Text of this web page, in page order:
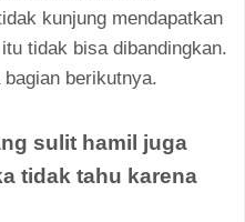
kunjung mendapatkan
tidak bisa dibandingkan.
berikutnya.
sulit hamil juga
tidak tahu karena